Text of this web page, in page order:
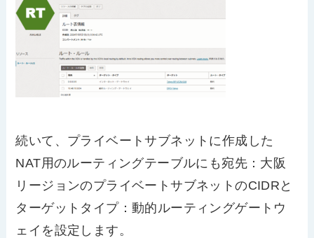
続いて、プライベートサブネットに作成した
NAT用のルーティングテーブルにも宛先：大阪
リージョンのプライベートサブネットのCIDRと
ターゲットタイプ：動的ルーティングゲートウ
ェイを設定します。